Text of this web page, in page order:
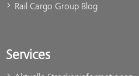
Rail Cargo Group Blog
Services